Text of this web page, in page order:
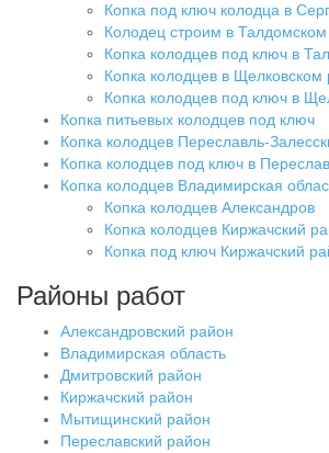
Копка под ключ колодца в
Колодец строим в
Копка колодцев под ключ в
Копка колодцев в Щелковском
Копка колодцев под ключ в
Копка питьевых колодцев под ключ
Копка колодцев Переславль-
Копка колодцев под ключ в
Копка колодцев Владимирская
Копка колодцев Александров
Копка колодцев Киржачский
Копка под ключ Киржачский
Районы работ
Александровский район
Владимирская область
Дмитровский район
Киржачский район
Мытищинский район
Переславский район